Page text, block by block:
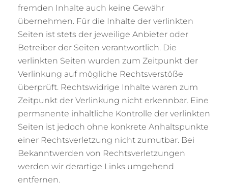
fremden Inhalte auch keine Gewähr
übernehmen. Für die Inhalte der verlinkten
Seiten ist stets der jeweilige Anbieter oder
Betreiber der Seiten verantwortlich. Die
verlinkten Seiten wurden zum Zeitpunkt der
Verlinkung auf mögliche Rechtsverstöße
überprüft. Rechtswidrige Inhalte waren zum
Zeitpunkt der Verlinkung nicht erkennbar. Eine
permanente inhaltliche Kontrolle der verlinkten
Seiten ist jedoch ohne konkrete Anhaltspunkte
einer Rechtsverletzung nicht zumutbar. Bei
Bekanntwerden von Rechtsverletzungen
werden wir derartige Links umgehend
entfernen.